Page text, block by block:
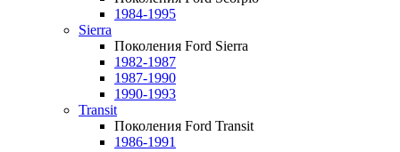
1984-1995
Sierra
Поколения Ford Sierra
1982-1987
1987-1990
1990-1993
Transit
Поколения Ford Transit
1986-1991